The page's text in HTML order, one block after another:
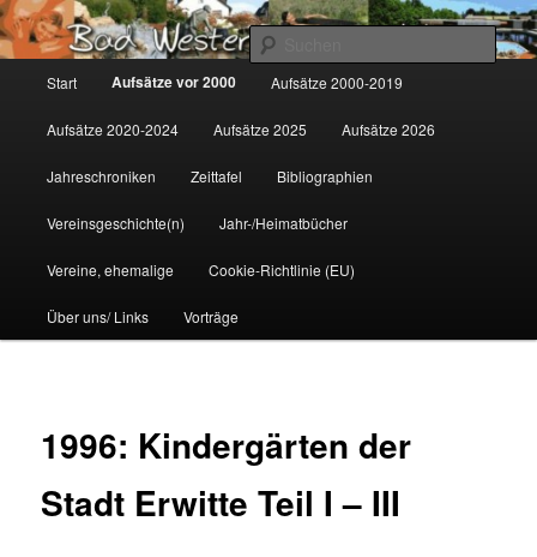
Zum
primären
Inhalt
springen
Gemeinsam für Bad Westernkotten
Start Aufsätze vor 2000 Aufsätze 2000-2019
Aufsätze 2020-2024 Aufsätze 2025 Aufsätze 2026
Jahreschroniken Zeittafel Bibliographien
Vereinsgeschichte(n) Jahr-/Heimatbücher
Vereine, ehemalige Cookie-Richtlinie (EU)
Über uns/ Links Vorträge
1996: Kindergärten der
Stadt Erwitte Teil I – III